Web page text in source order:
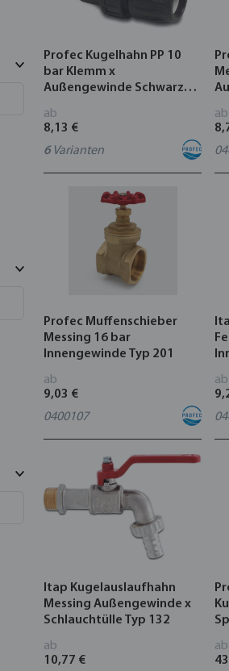
Profec Kugelhahn PP 10
bar Klemm x
Außengewinde Schwarz
ab
8,13 €
6Varianten
ab
Profec Muffenschieber
Messing 16 bar
Innengewinde Typ 201
ab
9,03 €
0400107
ab
Itap Kugelauslaufhahn
Messing Außengewinde x
Schlauchtülle Typ 132
ab
10,77 €
ab